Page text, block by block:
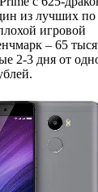
из лучших
игровой
– 65
2-3 дня от